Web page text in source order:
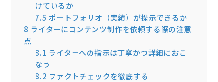
けているか
7.5 ポートフォリオ（実績）が提示できるか
8 ライターにコンテンツ制作を依頼する際の注意
点
8.1 ライターへの指示は丁寧かつ詳細におこ
なう
8.2 ファクトチェックを徹底する